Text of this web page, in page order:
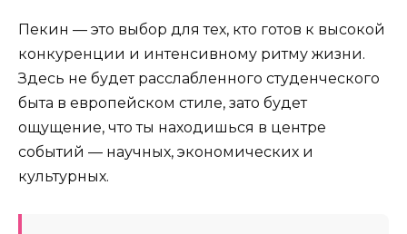
Пекин — это выбор для тех, кто готов к высокой
конкуренции и интенсивному ритму жизни.
Здесь не будет расслабленного студенческого
быта в европейском стиле, зато будет
ощущение, что ты находишься в центре
событий — научных, экономических и
культурных.